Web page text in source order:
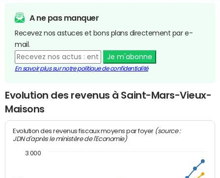
A ne pas manquer
Recevez nos astuces et bons plans directement par e-
mail.
Je m'abonne
En savoir plus sur notre politique de confidentialité
Evolution des revenus à Saint-Mars-Vieux-
Maisons
Evolution des revenus fiscaux moyens par foyer (source :
JDN d'après le ministère de l'Economie)
3 000